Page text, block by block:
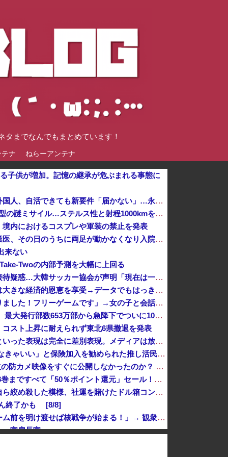
までなんでもまとめています！
テナ ねらーアンテナ
子供が増加。記憶の継承が危ぶまれる事態に
「日本で働く意欲なくなる」 外国人、自活できても新要件「届かない」…永住許可厳格化で「日本離れ」か
飛行開発実験団のF-2戦闘機に大型の謎ミサイル…ステルス性と射程1000kmを誇る「最新鋭の空母キラー」か？！
境内におけるコスプレや軍装の禁止を発表
自宅で左手に違和感を覚えた開業医、その日のうちに両足が動かなくなり入院すると……
来ない
Twoの内部予測を大幅に上回る
【今はやってない】審判への性接待疑惑…大韓サッカー協会が声明「現在は一切発生していない」
移民を大量に受け入れた先進国は大きな経済的恩恵を享受→データでもはっきり日本一人負け示される [8/8]
「ソウルライクの恋愛ゲーム作りました！フリーゲームです」→女の子と会話して「弱攻撃」「強攻撃」「パリィ」「ローリング」を選ぶガチでダークソウルな...
【悲報】 週刊少年ジャンプさん、最大発行部数653万部から急降下でついに100万部を割ってしまうwwwwww
スト上昇に耐えられず東北6県撤退を発表
パヨ「れいわ信者、れいわ知能といった表現は完全に差別表現。メディアは放送禁止用語に指定するべき」
「私は入りません、 事故起こさなきゃいい」と保険加入を勧められた推し活民が反発、保険代が勿体無いし事故起こしたとして……
【悲報】Q：なぜ辺野古転覆事故の防カメ映像をすぐに公開しなかったのか？ → 玉城デニー知事の衝撃の回答がコチラ → ｗｗｗｗｗｗｗｗｗｗｗｗｗｗ...
『炎の闘球女 ドッジ弾子』最新8巻まですべて「50％ポイント還元」セール！3,505円分返ってくる！先月発売の新刊も対象！アニメ放送中！名前が下...
フジテレビが金の卵を産む鶏を自ら絞め殺した模様、社運を賭けたドル箱コンテンツが御蔵入りになってしまい……
ん終了かも [8/8]
【は？】極左団体さん「原爆ドーム前を明け渡せば核戦争が始まる！」→ 観衆のマジレスが鋭すぎるとネットで話題に → ｗｗｗｗｗｗｗｗｗｗｗｗ
官房長官